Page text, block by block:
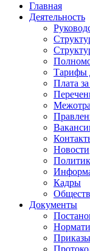
Главная
Деятельность
Тарифы
Плата
Новости
Кадры
Документы
Приказы